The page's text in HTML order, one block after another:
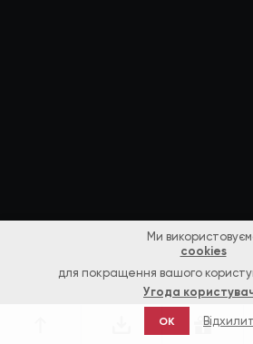
Ми
cookies
для покращення вашого
Угода
OK